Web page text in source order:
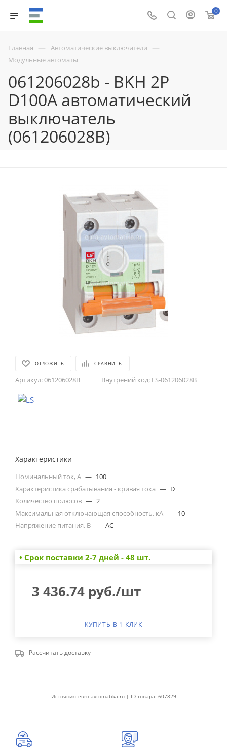
0
Главная — Автоматические выключатели —
Модульные автоматы
061206028b - BKH 2P
D100A автоматический
выключатель
(061206028B)
ОТЛОЖИТЬ СРАВНИТЬ
Артикул:061206028B Внутрений код: LS-061206028B
Характеристики
Номинальный ток, А — 100
Характеристика срабатывания - кривая тока — D
Количество полюсов — 2
Максимальная отключающая способность, кА — 10
Напряжение питания, В — AC
• Cрок поставки 2-7 дней - 48 шт.
3 436.74 руб./шт
КУПИТЬ В 1 КЛИК
Рассчитать доставку
Источник: euro-avtomatika.ru | ID товара: 607829